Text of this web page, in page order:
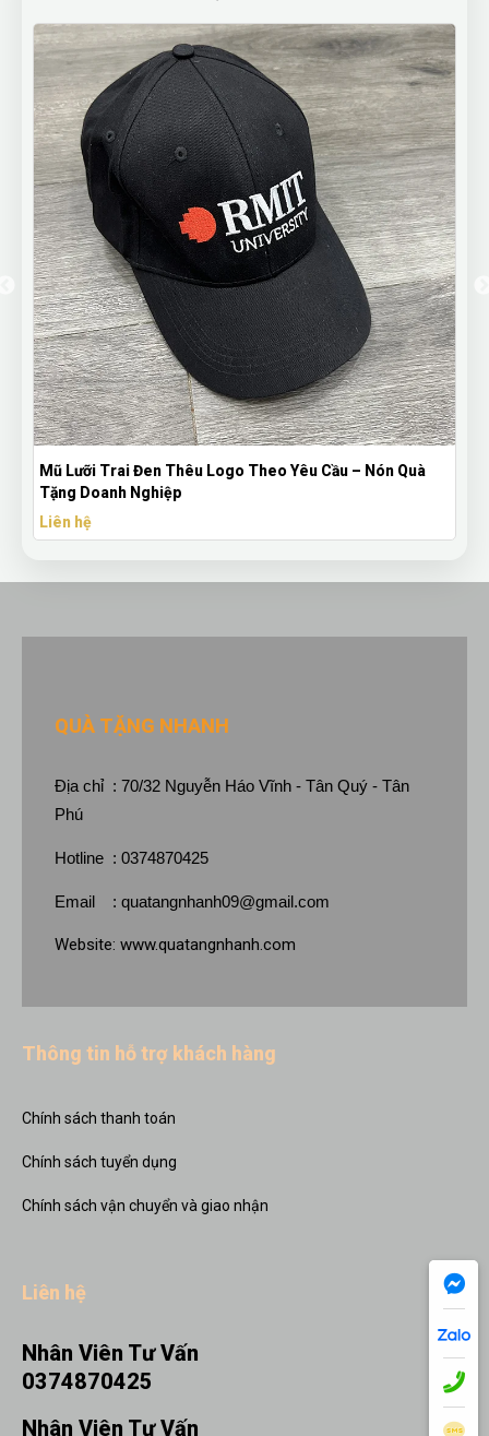
Quà
Bút Bi Mực Gel Thiên Long Có Nắp Đậy - Bút Bi In
Theo Yêu Cầu
QUÀ TẶNG NHANH
Địa chỉ : 70/32 Nguyễn Háo Vĩnh - Tân Quý - Tân
Phú
Hotline : 0374870425
Email : quatangnhanh09@gmail.com
Website: www.quatangnhanh.com
Thông tin hỗ trợ khách hàng
Chính sách thanh toán
Chính sách tuyển dụng
Chính sách vận chuyển và giao nhận
Liên hệ
Nhân Viên Tư Vấn
0374870425
Nhân Viên Tư Vấn